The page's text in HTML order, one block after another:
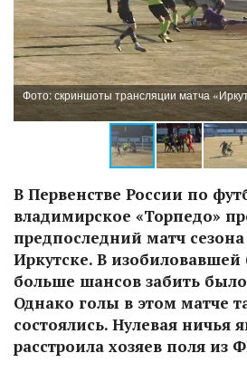
Фото: скриншоты трансляции матча
В Первенстве России по
владимирское «Торпедо»
предпоследний матч
Иркутске. В изобиловавшей
больше шансов забить
Однако голы в этом матче
состоялись. Нулевая ничья
расстроила хозяев поля из